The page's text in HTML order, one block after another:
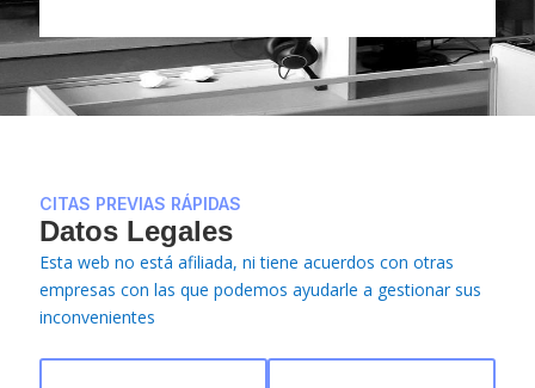
CITAS PREVIAS RÁPIDAS
Datos Legales
Esta web no está afiliada, ni tiene acuerdos con otras
empresas con las que podemos ayudarle a gestionar sus
inconvenientes